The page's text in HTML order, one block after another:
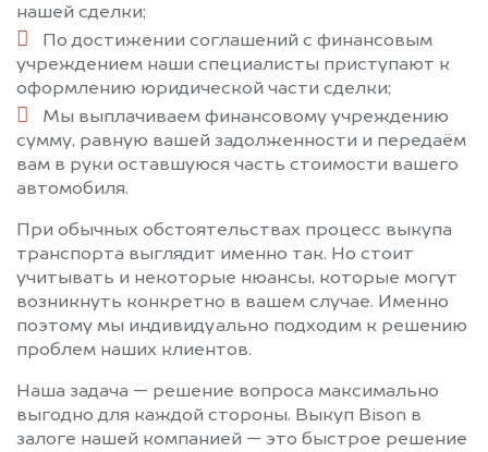
нашей сделки;
По достижении соглашений с финансовым
учреждением наши специалисты приступают к
оформлению юридической части сделки;
Мы выплачиваем финансовому учреждению
сумму, равную вашей задолженности и передаём
вам в руки оставшуюся часть стоимости вашего
автомобиля.
При обычных обстоятельствах процесс выкупа
транспорта выглядит именно так. Но стоит
учитывать и некоторые нюансы, которые могут
возникнуть конкретно в вашем случае. Именно
поэтому мы индивидуально подходим к решению
проблем наших клиентов.
Наша задача — решение вопроса максимально
выгодно для каждой стороны. Выкуп Bison в
залоге нашей компанией — это быстрое решение